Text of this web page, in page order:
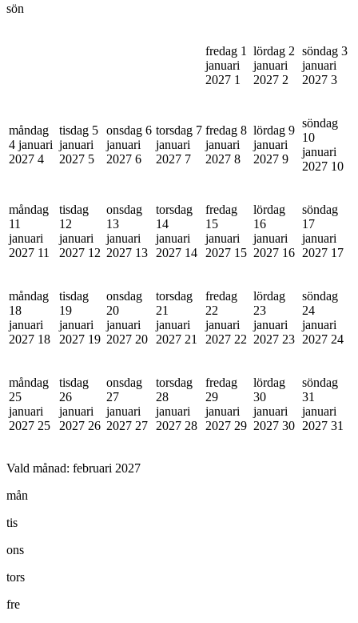
sön
fredag 1
januari
2027 1
lördag 2
januari
2027 2
söndag 3
januari
2027 3
måndag
4 januari
2027 4
tisdag 5
januari
2027 5
onsdag 6
januari
2027 6
torsdag 7
januari
2027 7
fredag 8
januari
2027 8
lördag 9
januari
2027 9
söndag
10
januari
2027 10
måndag
11
januari
2027 11
tisdag
12
januari
2027 12
onsdag
13
januari
2027 13
torsdag
14
januari
2027 14
fredag
15
januari
2027 15
lördag
16
januari
2027 16
söndag
17
januari
2027 17
måndag
18
januari
2027 18
tisdag
19
januari
2027 19
onsdag
20
januari
2027 20
torsdag
21
januari
2027 21
fredag
22
januari
2027 22
lördag
23
januari
2027 23
söndag
24
januari
2027 24
måndag
25
januari
2027 25
tisdag
26
januari
2027 26
onsdag
27
januari
2027 27
torsdag
28
januari
2027 28
fredag
29
januari
2027 29
lördag
30
januari
2027 30
söndag
31
januari
2027 31
Vald månad: februari 2027
mån
tis
ons
tors
fre